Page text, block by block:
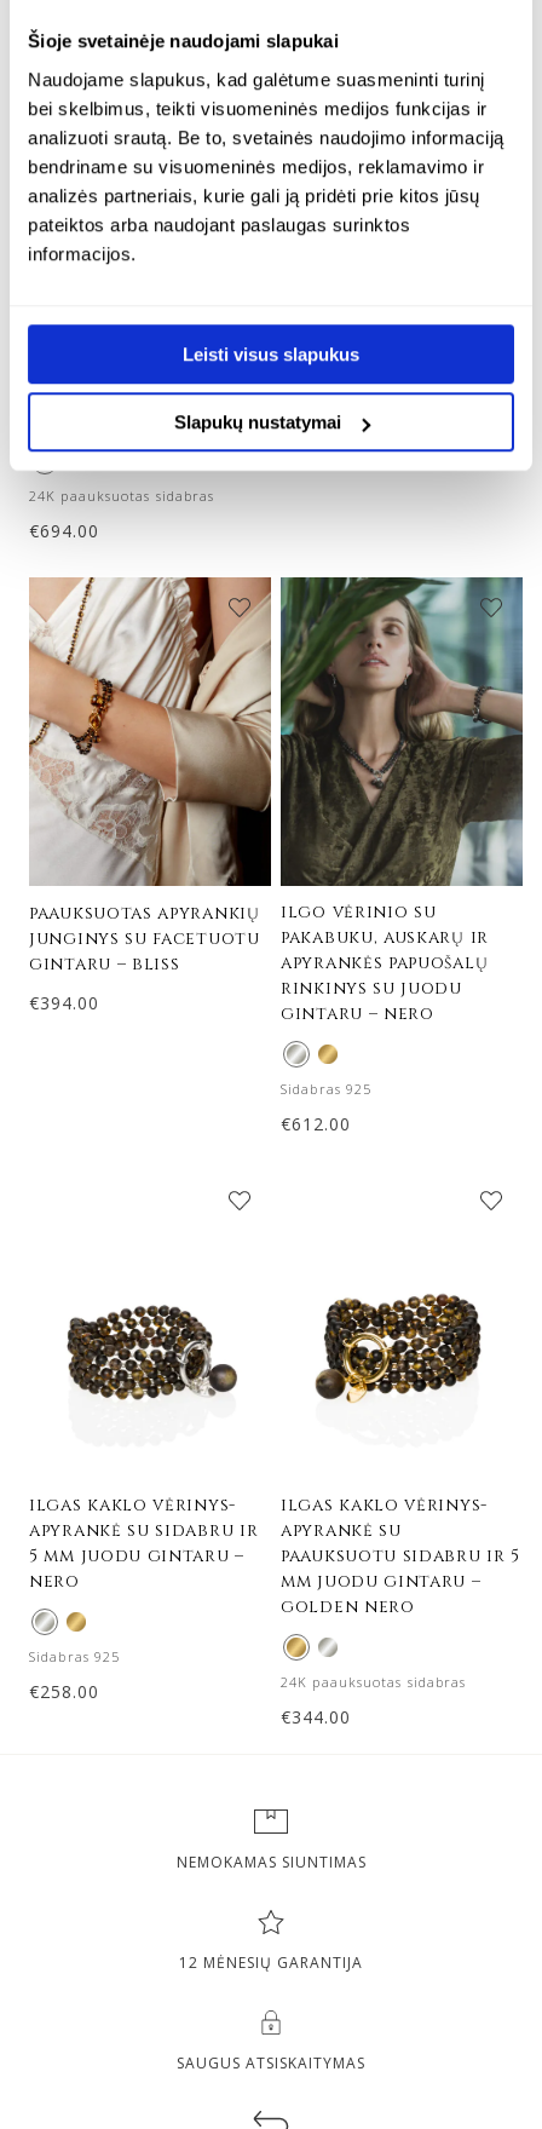
Šioje svetainėje naudojami slapukai
Naudojame slapukus, kad galėtume suasmeninti turinį
bei skelbimus, teikti visuomeninės medijos funkcijas ir
analizuoti srautą. Be to, svetainės naudojimo informaciją
bendriname su visuomeninės medijos, reklamavimo ir
analizės partneriais, kurie gali ją pridėti prie kitos jūsų
pateiktos arba naudojant paslaugas surinktos
informacijos.
Leisti visus slapukus
Slapukų nustatymai
formos pakabuku ir
auskarų su vyšniniu
rinkinys – black
24K paauksuotas sidabras
€694.00
formos pakabuku ir
auskarų su facetuotu
gintaru papuošalų
rinkinys – bliss
€726.00
paauksuotas apyrankių
junginys su facetuotu
gintaru – bliss
€394.00
ilgo vėrinio su
pakabuku, auskarų ir
apyrankės papuošalų
rinkinys su juodu
gintaru – nero
Sidabras 925
€612.00
ilgas kaklo vėrinys-
apyrankė su sidabru ir
5 mm juodu gintaru –
nero
Sidabras 925
€258.00
ilgas kaklo vėrinys-
apyrankė su
paauksuotu sidabru ir 5
mm juodu gintaru –
golden nero
24K paauksuotas sidabras
€344.00
NEMOKAMAS SIUNTIMAS
12 MĖNESIŲ GARANTIJA
SAUGUS ATSISKAITYMAS